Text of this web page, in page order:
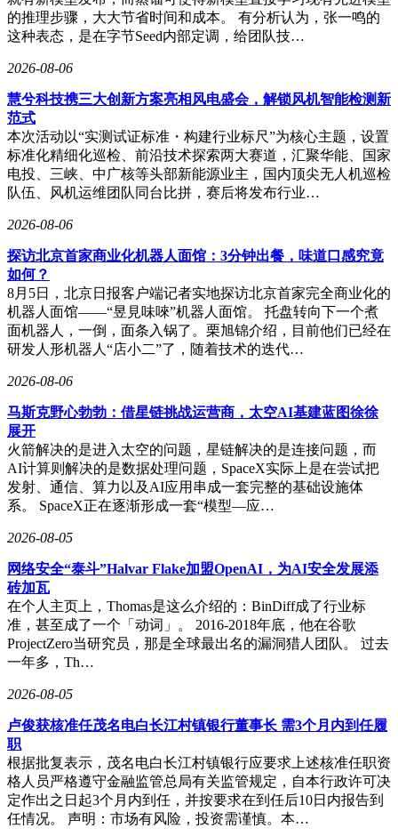
的推理步骤，大大节省时间和成本。 有分析认为，张一鸣的
这种表态，是在字节Seed内部定调，给团队技…
2026-08-06
慧兮科技携三大创新方案亮相风电盛会，解锁风机智能检测新
范式
本次活动以“实测试证标准・构建行业标尺”为核心主题，设置
标准化精细化巡检、前沿技术探索两大赛道，汇聚华能、国家
电投、三峡、中广核等头部新能源业主，国内顶尖无人机巡检
队伍、风机运维团队同台比拼，赛后将发布行业…
2026-08-06
探访北京首家商业化机器人面馆：3分钟出餐，味道口感究竟
如何？
8月5日，北京日报客户端记者实地探访北京首家完全商业化的
机器人面馆——“昱見味唻”机器人面馆。 托盘转向下一个煮
面机器人，一倒，面条入锅了。栗旭锦介绍，目前他们已经在
研发人形机器人“店小二”了，随着技术的迭代…
2026-08-06
马斯克野心勃勃：借星链挑战运营商，太空AI基建蓝图徐徐
展开
火箭解决的是进入太空的问题，星链解决的是连接问题，而
AI计算则解决的是数据处理问题，SpaceX实际上是在尝试把
发射、通信、算力以及AI应用串成一套完整的基础设施体
系。 SpaceX正在逐渐形成一套“模型—应…
2026-08-05
网络安全“泰斗”Halvar Flake加盟OpenAI，为AI安全发展添
砖加瓦
在个人主页上，Thomas是这么介绍的：BinDiff成了行业标
准，甚至成了一个「动词」。 2016-2018年底，他在谷歌
ProjectZero当研究员，那是全球最出名的漏洞猎人团队。 过去
一年多，Th…
2026-08-05
卢俊获核准任茂名电白长江村镇银行董事长 需3个月内到任履
职
根据批复表示，茂名电白长江村镇银行应要求上述核准任职资
格人员严格遵守金融监管总局有关监管规定，自本行政许可决
定作出之日起3个月内到任，并按要求在到任后10日内报告到
任情况。 声明：市场有风险，投资需谨慎。本…